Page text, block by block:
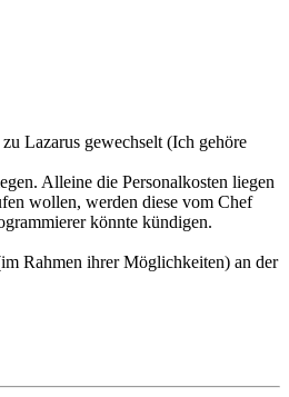
Lazarus gewechselt (Ich gehöre
Alleine die Personalkosten liegen
wollen, werden diese vom Chef
könnte kündigen.
Rahmen ihrer Möglichkeiten) an der